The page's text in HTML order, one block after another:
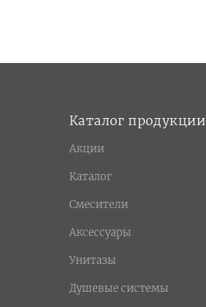
Каталог продукции
Акции
Каталог
Смесители
Аксессуары
Унитазы
Душевые системы